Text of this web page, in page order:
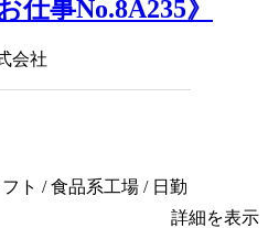
仕事No.8A235》
会社
ト / 食品系工場 / 日勤
詳細を表示